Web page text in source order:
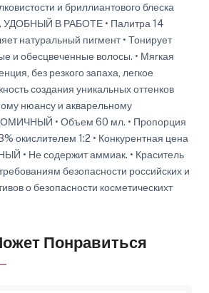
и бриллиантового блеска
УДОБНЫЙ В РАБОТЕ • Палитра 14
натуральный пигмент • Тонирует
и обесцвеченные волосы. • Мягкая
без резкого запаха, легкое
создания уникальных оттенков
нюансу и акварельному
• Объем 60 мл. • Пропорция
окислителем 1:2 • Конкурентная цена
• Не содержит аммиак. • Краситель
безопасности российских и
о безопасности косметическихт
Понравиться